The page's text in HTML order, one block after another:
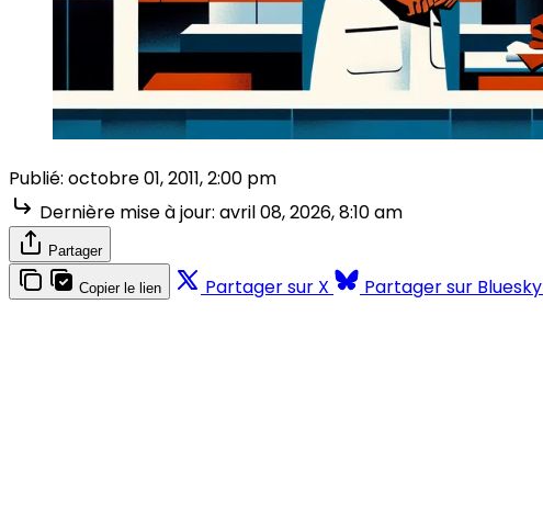
Publié: octobre 01, 2011, 2:00 pm
Dernière mise à jour: avril 08, 2026, 8:10 am
Partager
Copier le lien Partager sur X Partager sur Bluesky